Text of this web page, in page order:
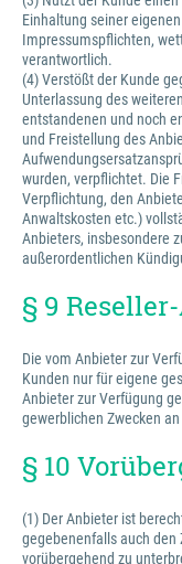
Einhaltung seiner
Impressumspflichten,
verantwortlich.
(4) Verstößt der Kunde
Unterlassung des
entstandenen und noch
und Freistellung des
wurden, verpflichtet. Die
Verpflichtung, den
Anwaltskosten etc.)
Anbieters, insbesondere
außerordentlichen
§ 9
Die vom Anbieter zur
Kunden nur für eigene
Anbieter zur Verfügung
gewerblichen Zwecken
§ 10
(1) Der Anbieter ist
gegebenenfalls auch den
vorübergehend zu